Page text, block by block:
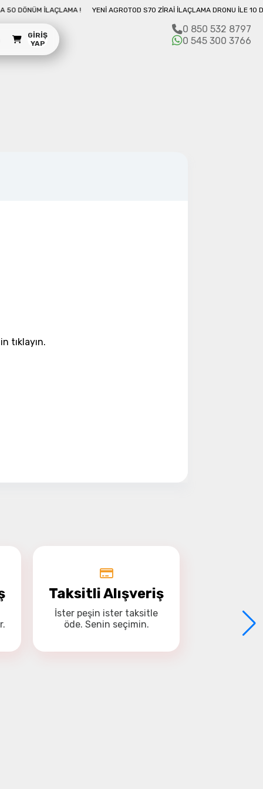
İLE 10 DAKIKADA 50 DÖNÜM İLAÇLAMA ! YENI AGROTOD S70 ZIRAI
GIRIŞ
YAP
0 850 532 8797
0 545 300 3766
tıklayın.
Taksitli Alışveriş
İster peşin ister taksitle
öde. Senin seçimin.